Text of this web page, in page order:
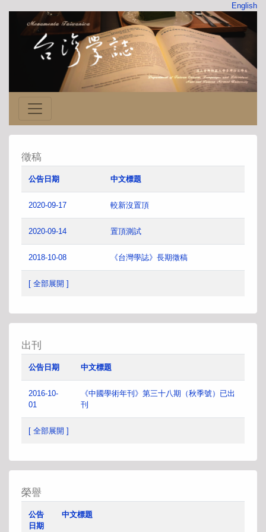
English
徵稿
公告日期 中文標題
2020-09-17 較新沒置頂
2020-09-14 置頂測試
2018-10-08 《台灣學誌》長期徵稿
[ 全部展開 ]
出刊
公告日期 中文標題
2016-10-
01
《中國學術年刊》第三十八期（秋季號）已出
刊
[ 全部展開 ]
榮譽
公告
日期
中文標題